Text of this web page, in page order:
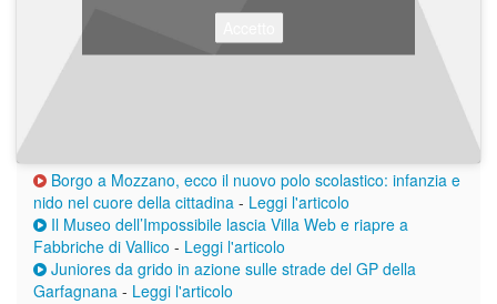
Borgo a Mozzano, ecco il nuovo polo scolastico: infanzia e
nido nel cuore della cittadina - Leggi l'articolo
Il Museo dell’Impossibile lascia Villa Web e riapre a
Fabbriche di Vallico - Leggi l'articolo
Juniores da grido in azione sulle strade del GP della
Garfagnana - Leggi l'articolo